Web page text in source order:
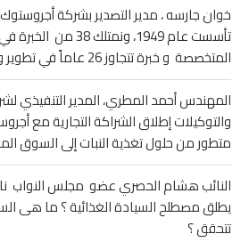
خوان جارسه ، مدير التصدير بشركة
تأسست عام 1949،
المتخصصة و خبرة تتجاوز 26 عاماً في تطوير وإنتاج المغذيات الحيوية
المهندس أحمد المطري، المدير التنفيذي
والتوكيلات إطلاق الشراكة التجارية مع
متطور من حلول تغذية النبات إلى السوق
النائب هشام الحصري عضو مجلس النواب
يطلق مصطلح السيادة الغذائية ؟ ما هى
تتحقق ؟